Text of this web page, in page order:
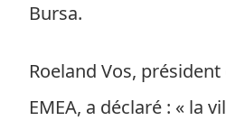
Bursa.
Roeland Vos,
EMEA, a déclaré : « la